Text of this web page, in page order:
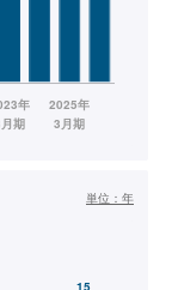
単位： 年